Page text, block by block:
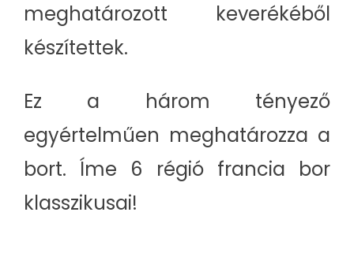
meghatározott keverékéből
készítettek.
Ez a három tényező
egyértelműen meghatározza a
bort. Íme 6 régió francia bor
klasszikusai!